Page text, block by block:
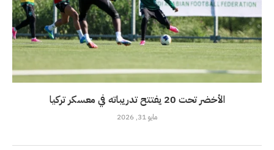
الأخضر تحت 20 يفتتح تدريباته في معسكر تركيا
مايو 31, 2026